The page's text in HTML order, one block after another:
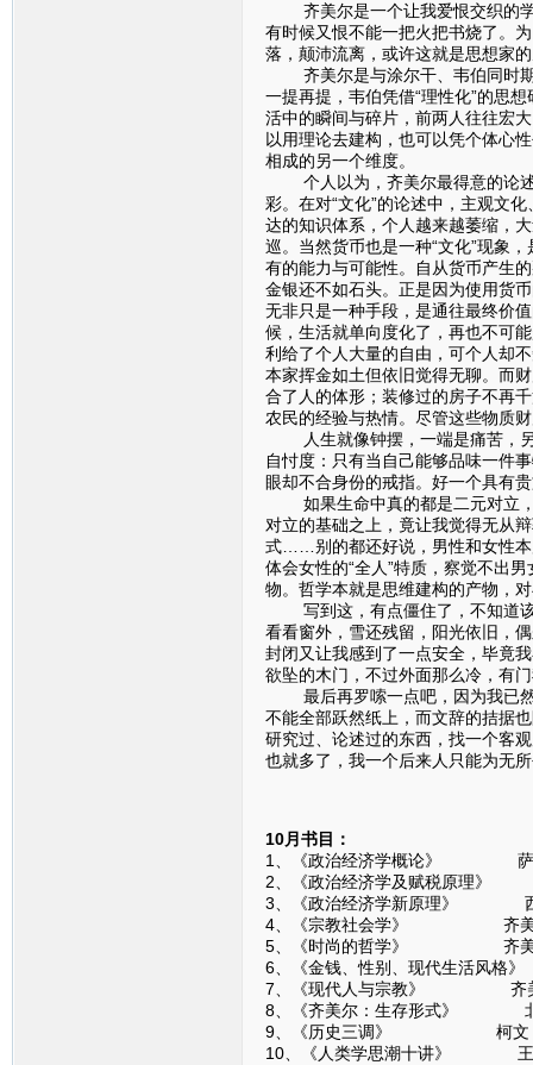
齐美尔是一个让我爱恨交织的学
有时候又恨不能一把火把书烧了。
落，颠沛流离，或许这就是思想家
齐美尔是与涂尔干、韦伯同时期
一提再提，韦伯凭借“理性化”的思
活中的瞬间与碎片，前两人往往宏
以用理论去建构，也可以凭个体心
相成的另一个维度。
个人以为，齐美尔最得意的论述
彩。在对“文化”的论述中，主观文
达的知识体系，个人越来越萎缩，
巡。当然货币也是一种“文化”现象
有的能力与可能性。自从货币产生
金银还不如石头。正是因为使用货
无非只是一种手段，是通往最终价
候，生活就单向度化了，再也不可
利给了个人大量的自由，可个人却
本家挥金如土但依旧觉得无聊。而
合了人的体形；装修过的房子不再
农民的经验与热情。尽管这些物质
人生就像钟摆，一端是痛苦，另
自忖度：只有当自己能够品味一件
眼却不合身份的戒指。好一个具有
如果生命中真的都是二元对立，
对立的基础之上，竟让我觉得无从
式……别的都还好说，男性和女性本
体会女性的“全人”特质，察觉不出
物。哲学本就是思维建构的产物，
写到这，有点僵住了，不知道该
看看窗外，雪还残留，阳光依旧，
封闭又让我感到了一点安全，毕竟
欲坠的木门，不过外面那么冷，有
最后再罗嗦一点吧，因为我已然
不能全部跃然纸上，而文辞的拮据
研究过、论述过的东西，找一个客
也就多了，我一个后来人只能为无
10月书目：
1、《政治经济学概论》 萨
2、《政治经济学及赋税原理》
3、《政治经济学新原理》
4、《宗教社会学》 齐美
5、《时尚的哲学》 齐美
6、《金钱、性别、现代生活风格
7、《现代人与宗教》 齐
8、《齐美尔：生存形式》
9、《历史三调》 柯文
10、《人类学思潮十讲》 王